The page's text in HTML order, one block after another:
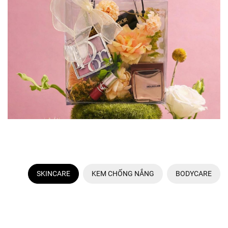
SKINCARE KEM CHỐNG NẮNG BODYCARE